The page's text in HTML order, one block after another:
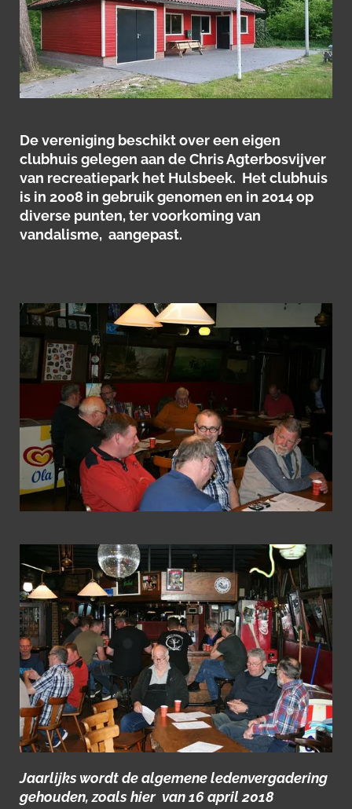
De vereniging beschikt over een eigen
clubhuis gelegen aan de Chris Agterbosvijver
van recreatiepark het Hulsbeek. Het clubhuis
is in 2008 in gebruik genomen en in 2014 op
diverse punten, ter voorkoming van
vandalisme, aangepast.
Jaarlijks wordt de algemene ledenvergadering
gehouden, zoals hier van 16 april 2018